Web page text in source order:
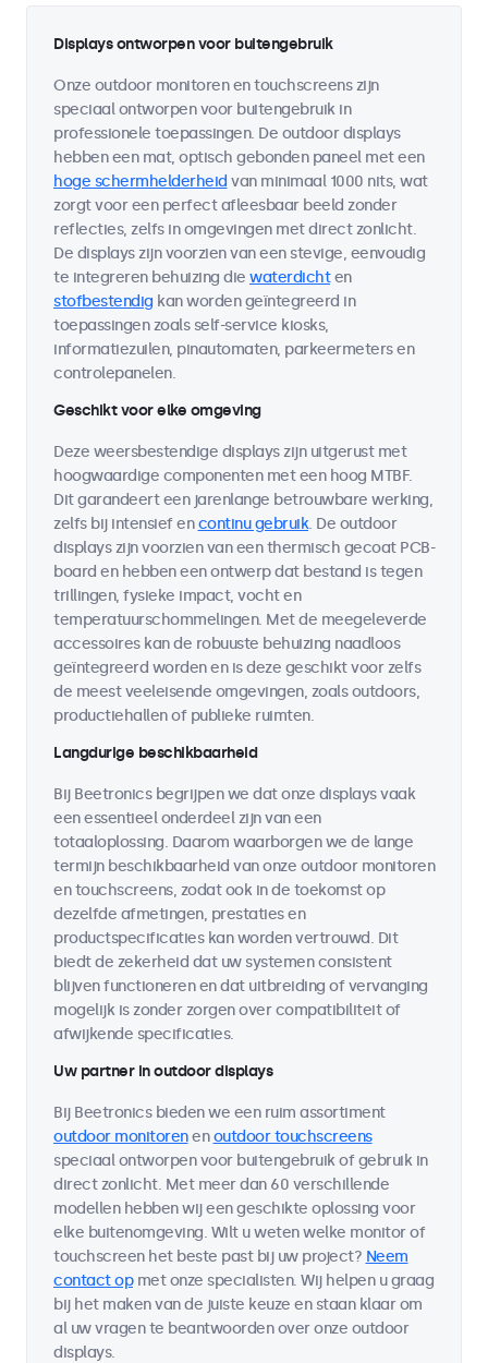
Displays ontworpen voor buitengebruik
Onze outdoor monitoren en touchscreens zijn
speciaal ontworpen voor buitengebruik in
professionele toepassingen. De outdoor displays
hebben een mat, optisch gebonden paneel met een
hoge schermhelderheid van minimaal 1000 nits, wat
zorgt voor een perfect afleesbaar beeld zonder
reflecties, zelfs in omgevingen met direct zonlicht.
De displays zijn voorzien van een stevige, eenvoudig
te integreren behuizing die waterdichten
stofbestendig kan worden geïntegreerd in
toepassingen zoals self-service kiosks,
informatiezuilen, pinautomaten, parkeermeters en
controlepanelen.
Geschikt voor elke omgeving
Deze weersbestendige displays zijn uitgerust met
hoogwaardige componenten met een hoog MTBF.
Dit garandeert een jarenlange betrouwbare werking,
zelfs bij intensief encontinu gebruik. De outdoor
displays zijn voorzien van een thermisch gecoat PCB-
board en hebben een ontwerp dat bestand is tegen
trillingen, fysieke impact, vocht en
temperatuurschommelingen. Met de meegeleverde
accessoires kan de robuuste behuizing naadloos
geïntegreerd worden en is deze geschikt voor zelfs
de meest veeleisende omgevingen, zoals outdoors,
productiehallen of publieke ruimten.
Langdurige beschikbaarheid
Bij Beetronics begrijpen we dat onze displays vaak
een essentieel onderdeel zijn van een
totaaloplossing. Daarom waarborgen we de lange
termijn beschikbaarheid van onze outdoor monitoren
en touchscreens, zodat ook in de toekomst op
dezelfde afmetingen, prestaties en
productspecificaties kan worden vertrouwd. Dit
biedt de zekerheid dat uw systemen consistent
blijven functioneren en dat uitbreiding of vervanging
mogelijk is zonder zorgen over compatibiliteit of
afwijkende specificaties.
Uw partner in outdoor displays
Bij Beetronics bieden we een ruim assortiment
outdoor monitorenenoutdoor touchscreens
speciaal ontworpen voor buitengebruik of gebruik in
direct zonlicht. Met meer dan 60 verschillende
modellen hebben wij een geschikte oplossing voor
elke buitenomgeving. Wilt u weten welke monitor of
touchscreen het beste past bij uw project? Neem
contact opmet onze specialisten. Wij helpen u graag
bij het maken van de juiste keuze en staan klaar om
al uw vragen te beantwoorden over onze outdoor
displays.